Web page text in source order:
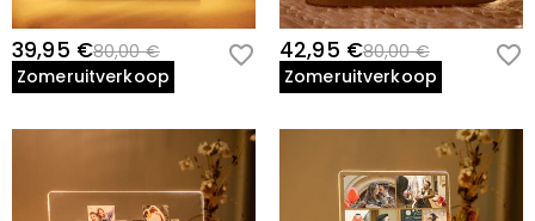
39,95 €80,00 €
Zomeruitverkoop
42,95 €80,00 €
Zomeruitverkoop